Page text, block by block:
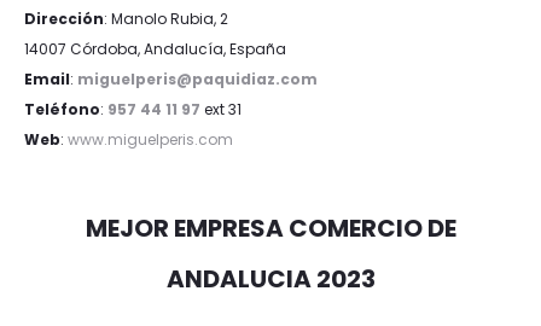
Dirección: Manolo Rubia, 2
14007 Córdoba, Andalucía, España
Email: miguelperis@paquidiaz.com
Teléfono: 957 44 11 97 ext 31
Web: www.miguelperis.com
MEJOR EMPRESA COMERCIO DE
ANDALUCIA 2023